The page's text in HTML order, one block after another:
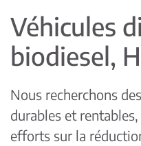
Véhicules
biodiesel,
Nous recherchons
durables et
efforts sur la